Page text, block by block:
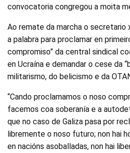
convocatoria congregou a moita
Ao remate da marcha o secretario
a palabra para proclamar en
compromiso” da central sindical
en Ucraína e demandar o cese da
militarismo, do belicismo e da
“Cando proclamamos o noso
facemos coa soberanía e a
que no caso de Galiza pasa por
libremente o noso futuro; non hai
en nacións asoballadas, non hai